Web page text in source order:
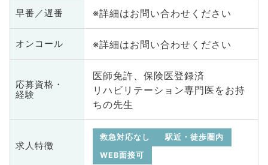
早番／遅番 ※詳細はお問い合わせください
オンコール ※詳細はお問い合わせください
応募資格・
経験
医師免許、保険医登録済
リハビリテーション専門医をお持
ちの先生
求人特徴
救急対応なし
駅近・徒歩圏内
WEB面接可